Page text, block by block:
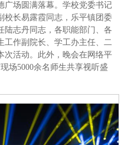
广场圆满落幕。学校党委书记
校长易露霞同志，乐平镇团委
陆志丹同志，各职能部门、各
工作副院长、学工办主任、二
次活动。此外，晚会在网络平
场5000余名师生共享视听盛